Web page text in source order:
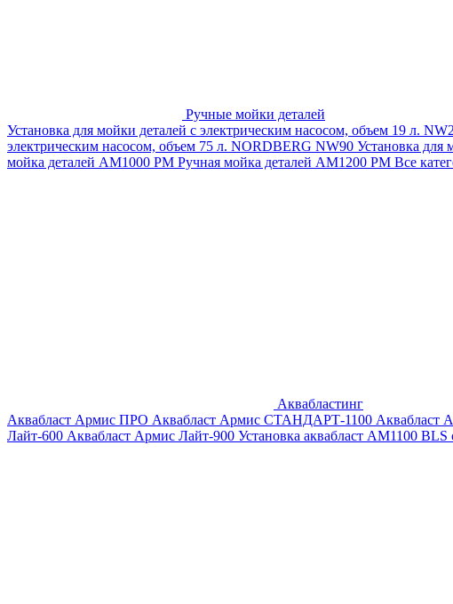
Ручные мойки деталей
Установка для мойки деталей с электрическим насосом, объем 19 л.
электрическим насосом, объем 75 л. NORDBERG NW90 Установка для
мойка деталей АМ1000 РМ Ручная мойка деталей АМ1200 РМ Все
Аквабластинг
Аквабласт Армис ПРО Аквабласт Армис СТАНДАРТ-1100 Аквабласт
Лайт-600 Аквабласт Армис Лайт-900 Установка аквабласт AM1100